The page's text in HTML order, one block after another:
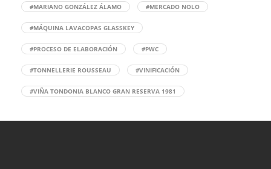
#MARIANO GONZÁLEZ ÁLAMO #MERCADO NOLO
#MÁQUINA LAVACOPAS GLASSKEY
#PROCESO DE ELABORACIÓN #PWC
#TONNELLERIE ROUSSEAU #VINIFICACIÓN
#VIÑA TONDONIA BLANCO GRAN RESERVA 1981